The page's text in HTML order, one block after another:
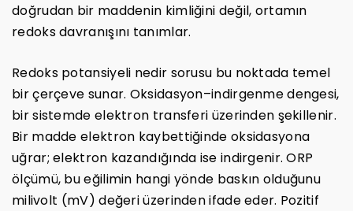
doğrudan bir maddenin kimliğini değil, ortamın
redoks davranışını tanımlar.
Redoks potansiyeli nedir sorusu bu noktada temel
bir çerçeve sunar. Oksidasyon–indirgenme dengesi,
bir sistemde elektron transferi üzerinden şekillenir.
Bir madde elektron kaybettiğinde oksidasyona
uğrar; elektron kazandığında ise indirgenir. ORP
ölçümü, bu eğilimin hangi yönde baskın olduğunu
milivolt (mV) değeri üzerinden ifade eder. Pozitif